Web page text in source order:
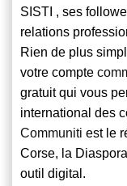
SISTI , ses
relations
Rien de plus
votre compte
gratuit qui vous
international des
Communiti est le
Corse, la
outil digital.